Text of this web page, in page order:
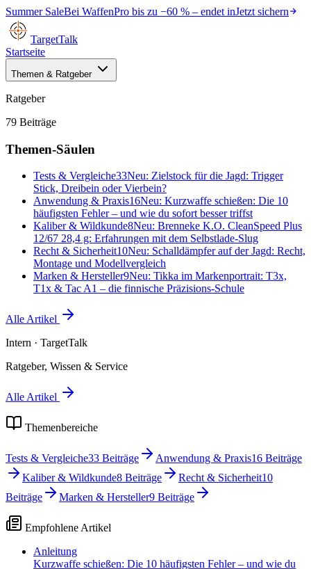
Summer SaleBei WaffenPro bis zu −60 % – endet inJetzt sichern
TargetTalk
Startseite
Themen & Ratgeber
Ratgeber
79 Beiträge
Themen-Säulen
Tests & Vergleiche33Neu: Zielstock für die Jagd: Trigger
Stick, Dreibein oder Vierbein?
Anwendung & Praxis16Neu: Kurzwaffe schießen: Die 10
häufigsten Fehler – und wie du sofort besser triffst
Kaliber & Wildkunde8Neu: Brenneke K.O. CleanSpeed Plus
12/67 28,4 g: Erfahrungen mit dem Selbstlade-Slug
Recht & Sicherheit10Neu: Schalldämpfer auf der Jagd: Recht,
Montage und Modellvergleich
Marken & Hersteller9Neu: Tikka im Markenportrait: T3x,
T1x & Tac A1 – die finnische Präzisions-Schule
Alle Artikel
Intern · TargetTalk
Ratgeber, Wissen & Service
Alle Artikel
Themenbereiche
Tests & Vergleiche33 Beiträge Anwendung & Praxis16 Beiträge
Kaliber & Wildkunde8 Beiträge Recht & Sicherheit10
Beiträge
Marken & Hersteller9 Beiträge
Empfohlene Artikel
Anleitung
Kurzwaffe schießen: Die 10 häufigsten Fehler – und wie du